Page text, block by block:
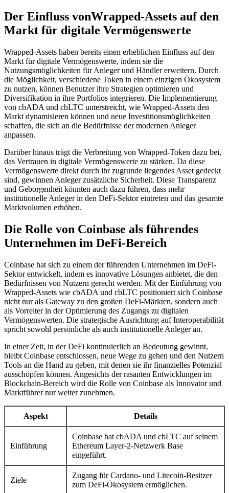
Der Einfluss vonWrapped-Assets auf den
Markt für digitale Vermögenswerte
Wrapped-Assets haben bereits einen erheblichen Einfluss auf den
Markt für digitale Vermögenswerte, indem sie die
Nutzungsmöglichkeiten für Anleger und Händler erweitern. Durch
die Möglichkeit, verschiedene Token in einem einzigen Ökosystem
zu nutzen, können Benutzer ihre Strategien optimieren und
Diversifikation in ihre Portfolios integrieren. Die Implementierung
von cbADA und cbLTC unterstreicht, wie Wrapped-Assets den
Markt dynamisieren können und neue Investitionsmöglichkeiten
schaffen, die sich an die Bedürfnisse der modernen Anleger
anpassen.
Darüber hinaus trägt die Verbreitung von Wrapped-Token dazu bei,
das Vertrauen in digitale Vermögenswerte zu stärken. Da diese
Vermögenswerte direkt durch ihr zugrunde liegendes Asset gedeckt
sind, gewinnen Anleger zusätzliche Sicherheit. Diese Transparenz
und Geborgenheit könnten auch dazu führen, dass mehr
institutionelle Anleger in den DeFi-Sektor eintreten und das gesamte
Marktvolumen erhöhen.
Die Rolle von Coinbase als führendes
Unternehmen im DeFi-Bereich
Coinbase hat sich zu einem der führenden Unternehmen im DeFi-
Sektor entwickelt, indem es innovative Lösungen anbietet, die den
Bedürfnissen von Nutzern gerecht werden. Mit der Einführung von
Wrapped-Assets wie cbADA und cbLTC positioniert sich Coinbase
nicht nur als Gateway zu den großen DeFi-Märkten, sondern auch
als Vorreiter in der Optimierung des Zugangs zu digitalen
Vermögenswerten. Die strategische Ausrichtung auf Interoperabilität
spricht sowohl persönliche als auch institutionelle Anleger an.
In einer Zeit, in der DeFi kontinuierlich an Bedeutung gewinnt,
bleibt Coinbase entschlossen, neue Wege zu gehen und den Nutzern
Tools an die Hand zu geben, mit denen sie ihr finanzielles Potenzial
ausschöpfen können. Angesichts der rasanten Entwicklungen im
Blockchain-Bereich wird die Rolle von Coinbase als Innovator und
Marktführer nur weiter zunehmen.
Aspekt Details
Einführung
Coinbase hat cbADA und cbLTC auf seinem
Ethereum Layer-2-Netzwerk Base
eingeführt.
Ziele
Zugang für Cardano- und Litecoin-Besitzer
zum DeFi-Ökosystem ermöglichen.